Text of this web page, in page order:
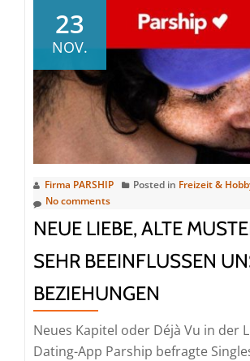
23
NOV.
Firma PARSHIP Posted in Freizeit &
No comments
NEUE LIEBE, ALTE
SEHR BEEINFLUSSEN
BEZIEHUNGEN
Neues Kapitel oder Déjà Vu in der
Dating-App Parship befragte